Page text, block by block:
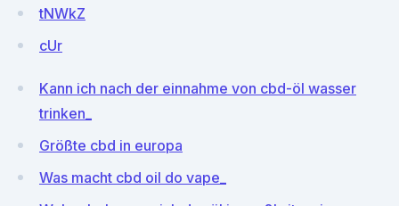
tNWkZ
cUr
Kann ich nach der einnahme von cbd-öl wasser
trinken_
Größte cbd in europa
Was macht cbd oil do vape_